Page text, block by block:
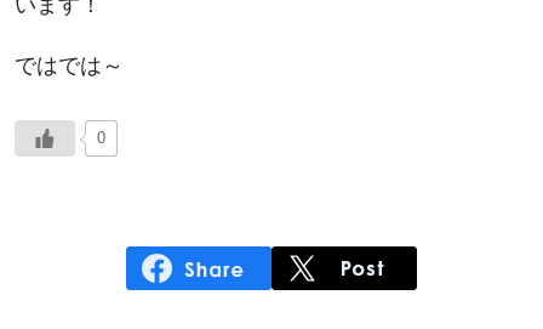
います！
ではでは～
0